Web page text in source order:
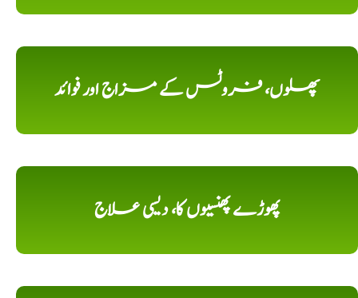
پھلوں، فروٹس کے مزاج اور فوائد
پھوڑے پھنسیوں کا، دیسی علاج